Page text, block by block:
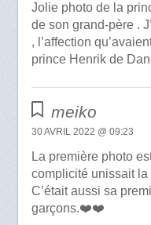
Jolie photo de la
de son grand-père .
, l’affection
prince Henrik de
meiko
30 AVRIL 2022 @ 09:23
La première photo
complicité unissait
C’était aussi sa
garçons.❤️❤️